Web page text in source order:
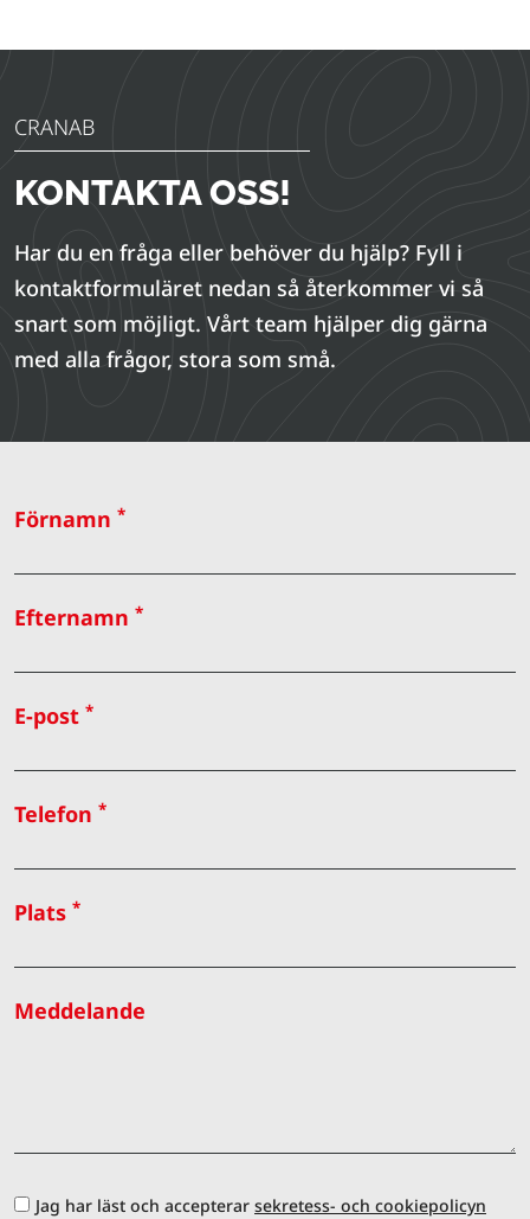
CRANAB
KONTAKTA OSS!
Har du en fråga eller behöver du hjälp? Fyll i
kontaktformuläret nedan så återkommer vi så
snart som möjligt. Vårt team hjälper dig gärna
med alla frågor, stora som små.
Förnamn *
Efternamn *
E-post *
Telefon *
Plats *
Meddelande
Jag har läst och accepterar sekretess- och cookiepolicyn